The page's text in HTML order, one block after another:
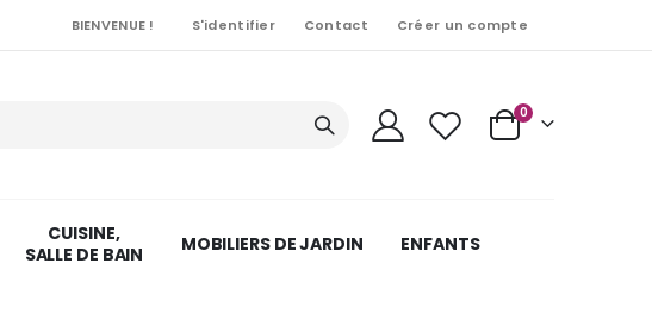
BIENVENUE ! S'identifier Contact Créer un compte
Cart
0Articles
CUISINE,
SALLE DE BAIN
MOBILIERS DE JARDIN ENFANTS